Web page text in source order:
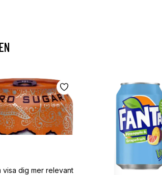
dig mer relevant